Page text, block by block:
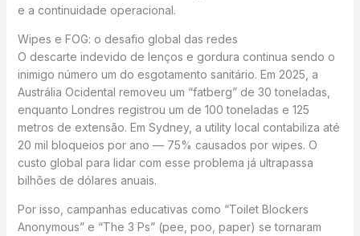
e a continuidade operacional.
Wipes e FOG: o desafio global das redes
O descarte indevido de lenços e gordura continua sendo o
inimigo número um do esgotamento sanitário. Em 2025, a
Austrália Ocidental removeu um “fatberg” de 30 toneladas,
enquanto Londres registrou um de 100 toneladas e 125
metros de extensão. Em Sydney, a utility local contabiliza até
20 mil bloqueios por ano — 75% causados por wipes. O
custo global para lidar com esse problema já ultrapassa
bilhões de dólares anuais.
Por isso, campanhas educativas como “Toilet Blockers
Anonymous” e “The 3 Ps” (pee, poo, paper) se tornaram